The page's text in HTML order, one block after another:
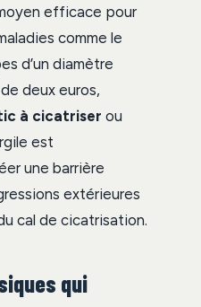
efficace pour
comme le
d’un diamètre
deux euros,
à cicatriser ou
est
une barrière
extérieures
cal de cicatrisation.
qui